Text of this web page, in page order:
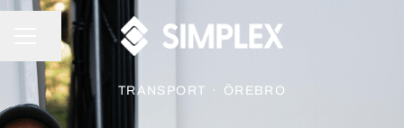
KARRIÄRMENY
Dela sidan
TRANSPORT · ÖREBRO